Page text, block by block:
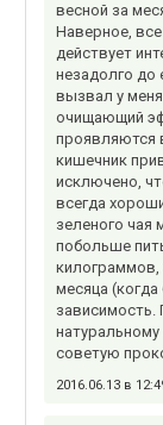
весной за
Наверное,
действует
незадолго до
вызвал у
очищающий
проявляются
кишечник
исключено,
всегда
зеленого чая
побольше
килограммов,
месяца
зависимость.
советую
2016.06.13 в